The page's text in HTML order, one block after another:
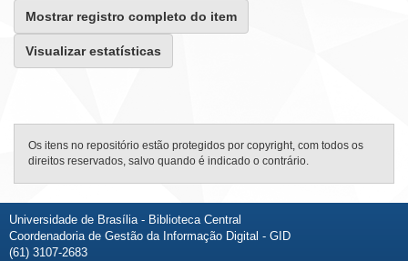
Mostrar registro completo do item
Visualizar estatísticas
Os itens no repositório estão protegidos por copyright, com todos os
direitos reservados, salvo quando é indicado o contrário.
Universidade de Brasília - Biblioteca Central
Coordenadoria de Gestão da Informação Digital - GID
(61) 3107-2683